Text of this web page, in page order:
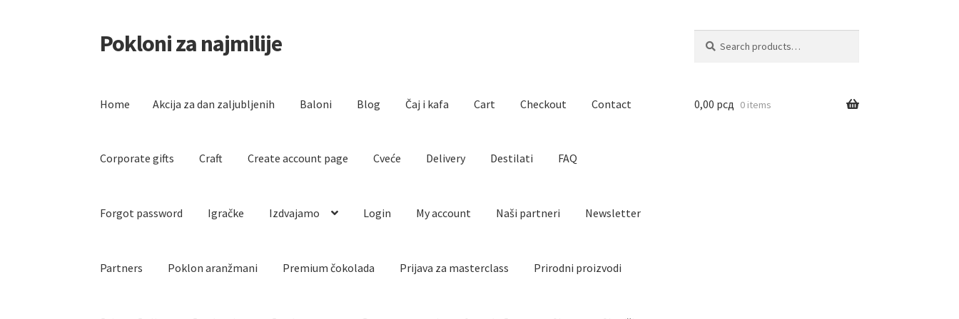
Skip
to
Skip
to
Pokloni za najmilije
for:
Home Akcija za dan zaljubljenih Baloni Blog Čaj i kafa Cart Checkout Contact
Corporate gifts Craft Create account page Cveće Delivery Destilati FAQ
Forgot password Igračke Izdvajamo Login My account Naši partneri Newsletter
Partners Poklon aranžmani Premium čokolada Prijava za masterclass Prirodni proizvodi
0,00 рсд 0 items